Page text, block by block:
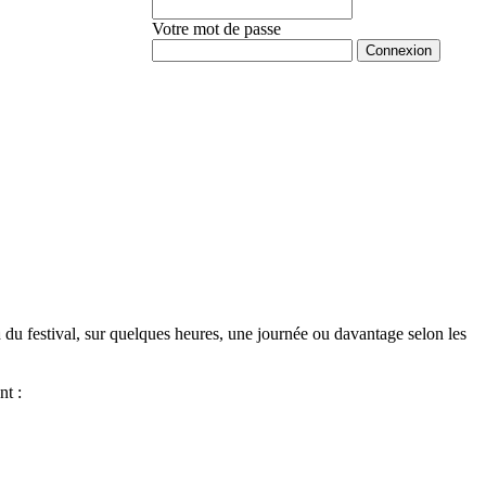
Votre mot de passe
festival, sur quelques heures, une journée ou davantage selon les
: